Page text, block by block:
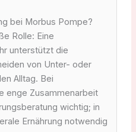
bei Morbus Pompe?
Rolle: Eine
unterstützt die
von Unter- oder
Alltag. Bei
enge Zusammenarbeit
wichtig; in
Ernährung notwendig